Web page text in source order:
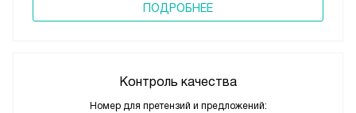
ПОДРОБНЕЕ
Контроль качества
Номер для претензий и предложений: